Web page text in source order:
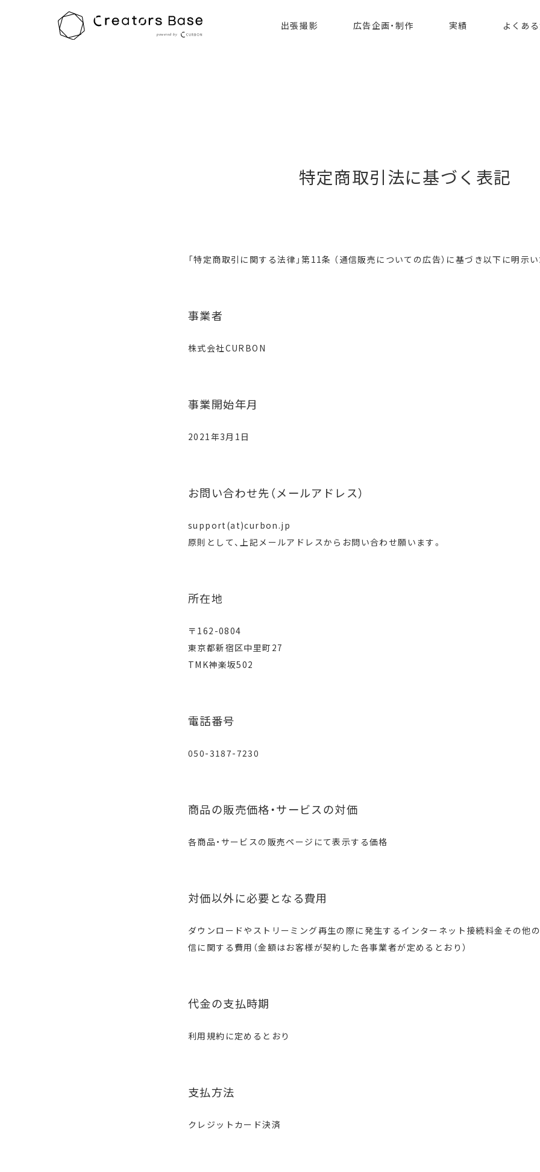
出張撮影 広告企画・制作 実績 よくあ
特定商取引法に基づく表記
特定商取引法に基づく表記
「特定商取引に関する法律」第11条 （通信販売についての広告）に基づき以下に明示い
事業者
株式会社CURBON
事業開始年月
2021年3月1日
お問い合わせ先（メールアドレス）
support(at)curbon.jp
原則として、上記メールアドレスからお問い合わせ願います。
所在地
〒162-0804
東京都新宿区中里町27
TMK神楽坂502
電話番号
050-3187-7230
商品の販売価格・サービスの対価
各商品・サービスの販売ページにて表示する価格
対価以外に必要となる費用
ダウンロードやストリーミング再生の際に発生するインターネット接続料金その他
信に関する費用（金額はお客様が契約した各事業者が定めるとおり）
代金の支払時期
利用規約に定めるとおり
支払方法
クレジットカード決済